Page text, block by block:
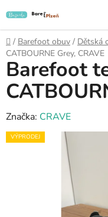
na
obsah
Domů
/ Barefoot obuv / Dětská
CATBOURNE Grey, CRAVE
Barefoot
Značka: CRAVE
VÝPRODEJ